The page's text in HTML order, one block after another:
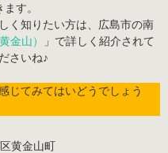
す。
く知りたい方は、広島市の南
金山）
」で詳しく紹介されて
さいね♪
じてみてはいどうでしょう
黄金山町